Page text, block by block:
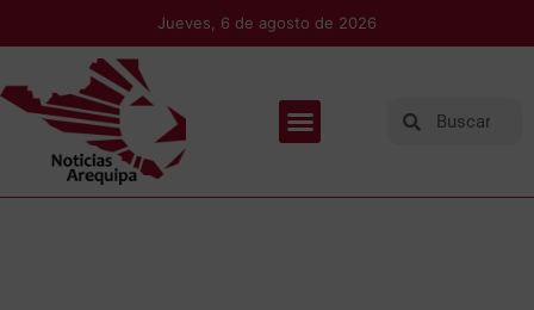
Jueves, 6 de agosto de 2026